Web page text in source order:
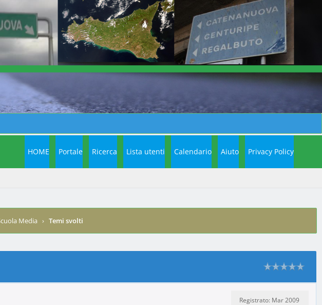
HOME Portale Ricerca Lista utenti Calendario Aiuto Privacy Policy
Media › Temi svolti
Registrato: Mar 2009